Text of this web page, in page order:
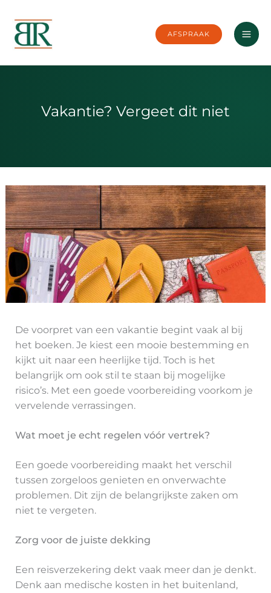
naar
inhoud
AFSPRAAK
Vakantie? Vergeet dit niet
De voorpret van een vakantie begint vaak al bij
het boeken. Je kiest een mooie bestemming en
kijkt uit naar een heerlijke tijd. Toch is het
belangrijk om ook stil te staan bij mogelijke
risico’s. Met een goede voorbereiding voorkom je
vervelende verrassingen.
Wat moet je echt regelen vóór vertrek?
Een goede voorbereiding maakt het verschil
tussen zorgeloos genieten en onverwachte
problemen. Dit zijn de belangrijkste zaken om
niet te vergeten.
Zorg voor de juiste dekking
Een reisverzekering dekt vaak meer dan je denkt.
Denk aan medische kosten in het buitenland,